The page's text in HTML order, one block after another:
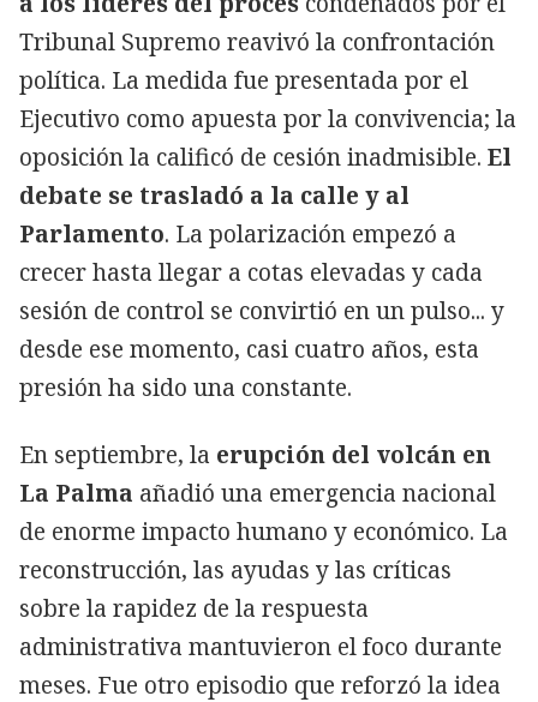
Tribunal Supremo reavivó la confrontación
política. La medida fue presentada por el
Ejecutivo como apuesta por la convivencia; la
oposición la calificó de cesión inadmisible. El
debate se trasladó a la calle y al
Parlamento. La polarización empezó a
crecer hasta llegar a cotas elevadas y cada
sesión de control se convirtió en un pulso... y
desde ese momento, casi cuatro años, esta
presión ha sido una constante.
En septiembre, la erupción del volcán en
La Palma añadió una emergencia nacional
de enorme impacto humano y económico. La
reconstrucción, las ayudas y las críticas
sobre la rapidez de la respuesta
administrativa mantuvieron el foco durante
meses. Fue otro episodio que reforzó la idea